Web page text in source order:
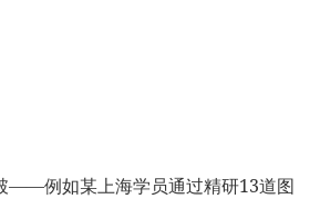
——例如某上海学员通过精研13道图